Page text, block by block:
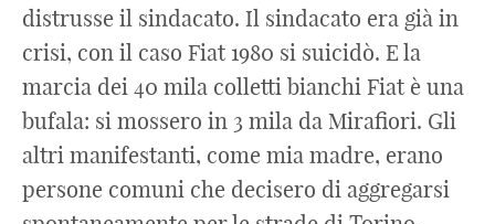
distrusse il sindacato. Il sindacato era già in
crisi, con il caso Fiat 1980 si suicidò. E la
marcia dei 40 mila colletti bianchi Fiat è una
bufala: si mossero in 3 mila da Mirafiori. Gli
altri manifestanti, come mia madre, erano
persone comuni che decisero di aggregarsi